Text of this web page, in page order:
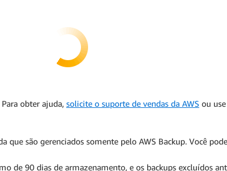
Para obter ajuda, solicite o suporte de vendas da AWS ou
são gerenciados somente pelo AWS Backup. Você
de 90 dias de armazenamento, e os backups excluídos